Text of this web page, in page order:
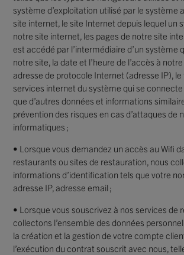
système d’exploitation utilisé par le système
site internet, le site Internet depuis lequel un
notre site internet, les pages de notre site
est accédé par l’intermédiaire d’un système
notre site, la date et l’heure de l’accès à
adresse de protocole Internet (adresse IP), le
services internet du système qui se
que d’autres données et informations
prévention des risques en cas d’attaques de
informatiques ;
• Lorsque vous demandez un accès au Wifi
restaurants ou sites de restauration, nous
informations d’identification tels que votre
adresse IP, adresse email ;
• Lorsque vous souscrivez à nos services de
collectons l’ensemble des données
la création et la gestion de votre compte
l’exécution du contrat souscrit avec nous,